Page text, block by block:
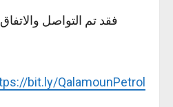
فقد تم التواصل
bit.ly/QalamounPetrol